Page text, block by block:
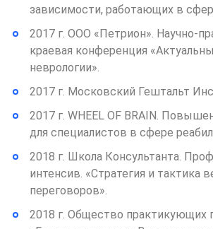
зависимости, работающих в
2017 г. ООО «Петрион». Научно-
краевая конференция
неврологии».
2017 г. Московский Гештальт
2017 г. WHEEL OF BRAIN.
для специалистов в сфере
2018 г. Школа Консультанта.
интенсив. «Стратегия и тактика
переговоров».
2018 г. Общество практикующих